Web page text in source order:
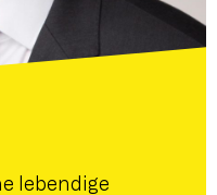
lebendige